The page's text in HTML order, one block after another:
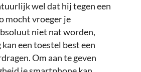
wel dat hij tegen een
mocht vroeger je
niet nat worden,
een toestel best een
Om aan te geven